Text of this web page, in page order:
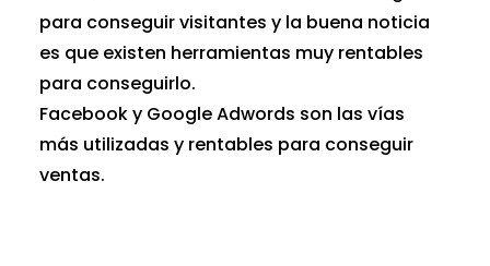
para conseguir visitantes y la buena noticia
es que existen herramientas muy rentables
para conseguirlo.
Facebook y Google Adwords son las vías
más utilizadas y rentables para conseguir
ventas.